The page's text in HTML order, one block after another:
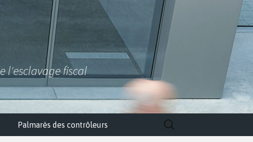
l'esclavage fiscal
Palmarès des contrôleurs
Rechercher :